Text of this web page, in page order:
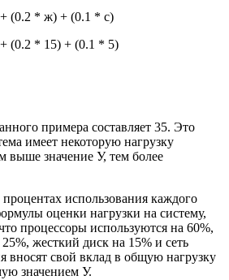
(0.2 * ж) + (0.1 * с)
(0.2 * 15) + (0.1 * 5)
примера составляет 35. Это
имеет некоторую нагрузку
выше значение У, тем более
использования каждого
оценки нагрузки на систему,
процессоры используются на 60%,
жесткий диск на 15% и сеть
вносят свой вклад в общую нагрузку
значением У.